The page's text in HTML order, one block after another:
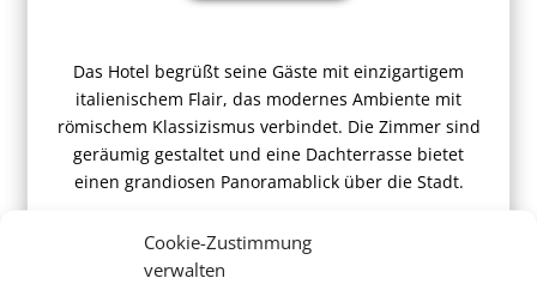
Cookie-Zustimmung
verwalten
Das Hotel begrüßt seine Gäste mit einzigartigem
italienischem Flair, das modernes Ambiente mit
römischem Klassizismus verbindet. Die Zimmer sind
geräumig gestaltet und eine Dachterrasse bietet
einen grandiosen Panoramablick über die Stadt.